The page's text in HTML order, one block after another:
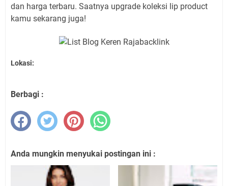
dan harga terbaru. Saatnya upgrade koleksi lip product
kamu sekarang juga!
Lokasi:
Berbagi :
Anda mungkin menyukai postingan ini :